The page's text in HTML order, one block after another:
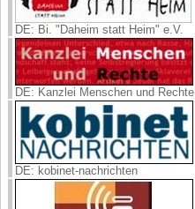
DE: Bi. "Daheim statt Heim" e.V.
DE: Kanzlei Menschen und Rechte
DE: kobinet-nachrichten